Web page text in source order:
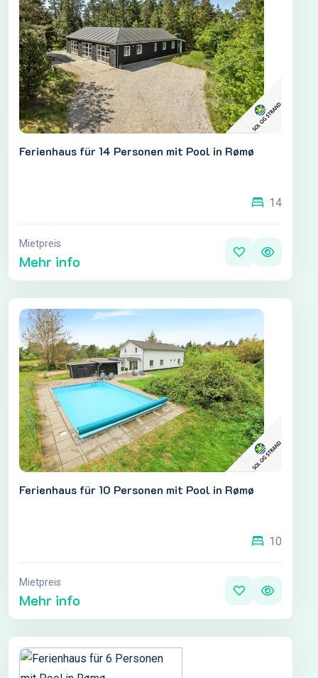
Ferienhaus für 14 Personen mit Pool in Rømø
14
Mietpreis
Mehr info
Ferienhaus für 10 Personen mit Pool in Rømø
10
Mietpreis
Mehr info